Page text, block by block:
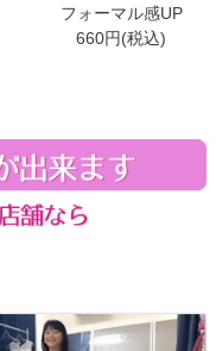
フォーマル感UP
660円(税込)